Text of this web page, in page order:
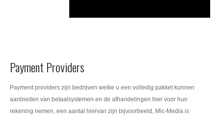
Payment Providers
Payment providers zijn bedrijven welke u een volledig pakket kunnen
aanbieden van betaalsystemen en de afhandelingen hier voor hun
rekening nemen, een aantal hiervan zijn bijvoorbeeld, Mic-Media is